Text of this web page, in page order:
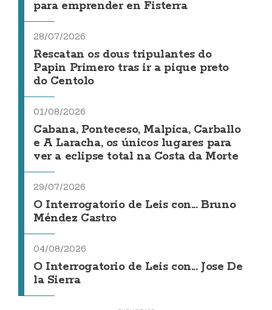
para emprender en Fisterra
28/07/2026
Rescatan os dous tripulantes do
Papin Primero tras ir a pique preto
do Centolo
01/08/2026
Cabana, Ponteceso, Malpica, Carballo
e A Laracha, os únicos lugares para
ver a eclipse total na Costa da Morte
29/07/2026
O Interrogatorio de Leis con... Bruno
Méndez Castro
04/08/2026
O Interrogatorio de Leis con... Jose De
la Sierra